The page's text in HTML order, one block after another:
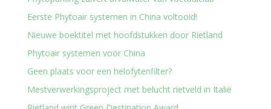
Eerste Phytoair systemen in China voltooid!
Nieuwe boektitel met hoofdstukken door Rietland
Phytoair systemen voor China
Geen plaats voor een helofytenfilter?
Mestverwerkingsproject met belucht rietveld in Italië